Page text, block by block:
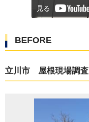
見る
BEFORE
立川市 屋根現場調査